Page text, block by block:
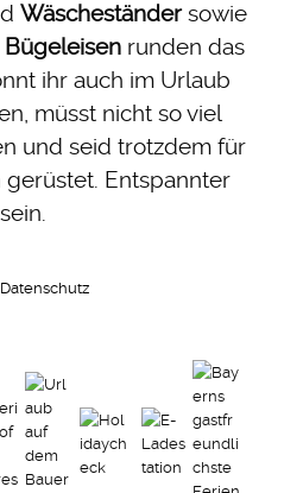
Wäscheständersowie
Bügeleisen runden das
ihr auch im Urlaub
müsst nicht so viel
und seid trotzdem für
Entspannter
Datenschutz